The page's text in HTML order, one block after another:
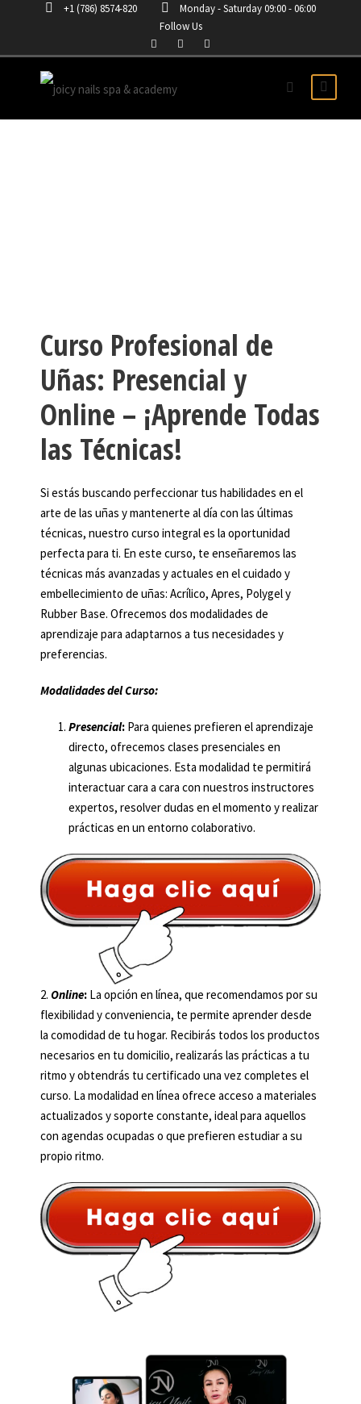
+1 (786) 8574-820
Monday - Saturday 09:00 - 06:00
Follow Us
Curso Profesional de
Uñas: Presencial y
Online – ¡Aprende Todas
las Técnicas!
Si estás buscando perfeccionar tus habilidades en el
arte de las uñas y mantenerte al día con las últimas
técnicas, nuestro curso integral es la oportunidad
perfecta para ti. En este curso, te enseñaremos las
técnicas más avanzadas y actuales en el cuidado y
embellecimiento de uñas: Acrílico, Apres, Polygel y
Rubber Base. Ofrecemos dos modalidades de
aprendizaje para adaptarnos a tus necesidades y
preferencias.
Modalidades del Curso:
Presencial: Para quienes prefieren el aprendizaje
directo, ofrecemos clases presenciales en
algunas ubicaciones. Esta modalidad te permitirá
interactuar cara a cara con nuestros instructores
expertos, resolver dudas en el momento y realizar
prácticas en un entorno colaborativo.
2. Online: La opción en línea, que recomendamos por su
flexibilidad y conveniencia, te permite aprender desde
la comodidad de tu hogar. Recibirás todos los productos
necesarios en tu domicilio, realizarás las prácticas a tu
ritmo y obtendrás tu certificado una vez completes el
curso. La modalidad en línea ofrece acceso a materiales
actualizados y soporte constante, ideal para aquellos
con agendas ocupadas o que prefieren estudiar a su
propio ritmo.